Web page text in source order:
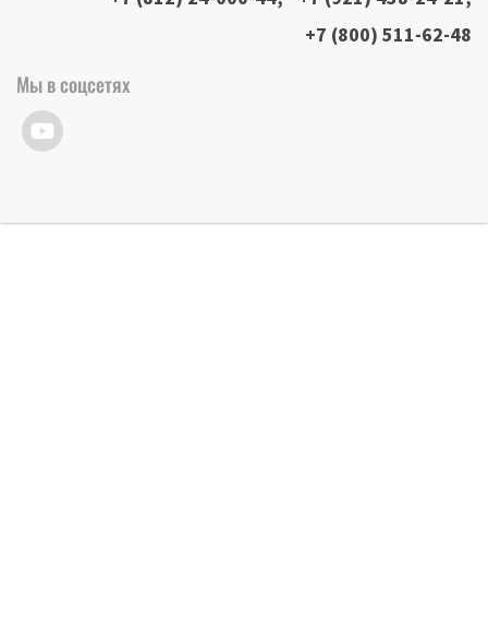
+7 (800) 511-62-48
Мы в соцсетях